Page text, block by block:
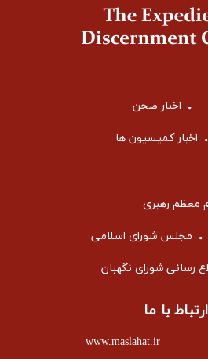
اخبار صحن
اخبار کمیسیون ها
معظم رهبری
مجلس شورای اسلامی
رسانی شورای نگهبان
ارتباط با ما
www.maslahat.ir